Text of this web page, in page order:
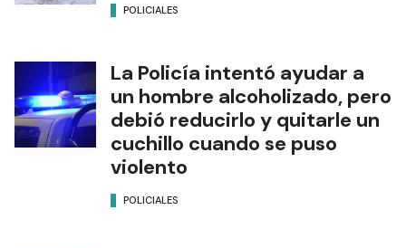
POLICIALES
La Policía intentó ayudar a
un hombre alcoholizado, pero
debió reducirlo y quitarle un
cuchillo cuando se puso
violento
POLICIALES